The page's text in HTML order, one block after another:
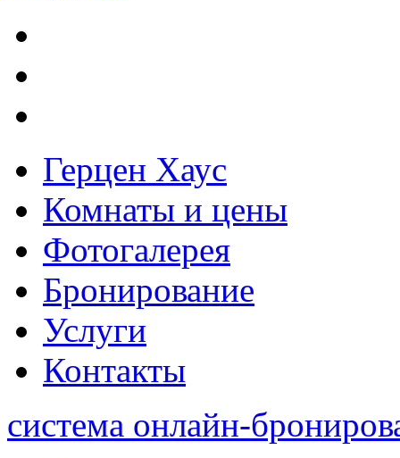
Герцен Хаус
Комнаты и цены
Фотогалерея
Бронирование
Услуги
Контакты
система онлайн-